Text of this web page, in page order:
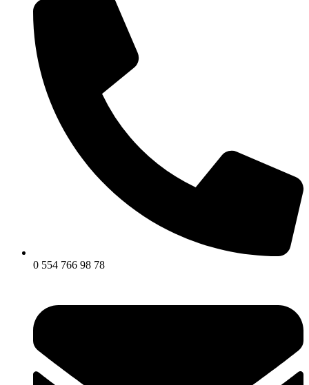
0 554 766 98 78